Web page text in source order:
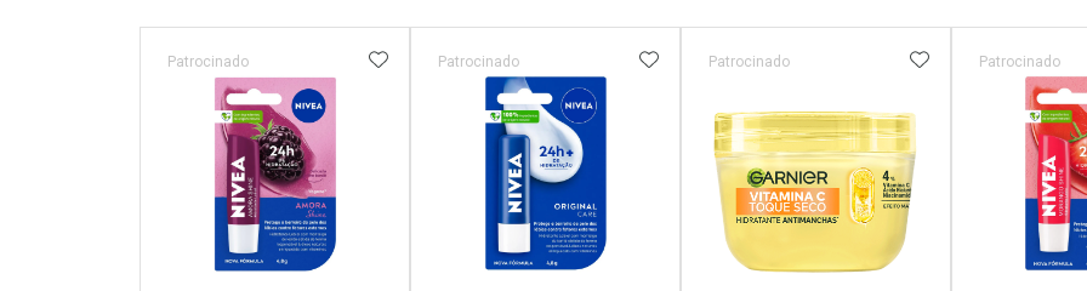
Patrocinado ADICIONAR AOS FAVORITOS
Patrocinado ADICIONAR AOS FAVORITOS
Patrocinado ADICIONAR AOS
Patrocinado